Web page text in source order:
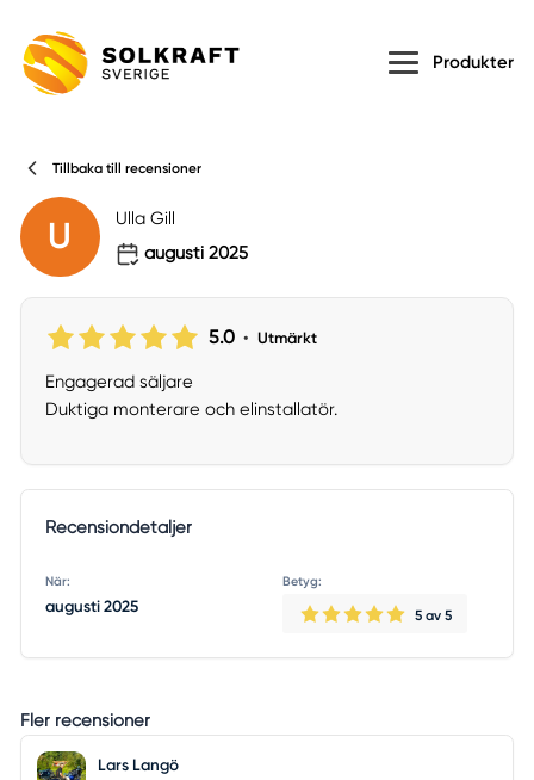
Produkter
Tillbaka till recensioner
U
Ulla Gill
augusti 2025
5.0 • Utmärkt
Engagerad säljare
Duktiga monterare och elinstallatör.
Recensiondetaljer
När:
augusti 2025
Betyg:
5 av 5
Fler recensioner
Lars Langö